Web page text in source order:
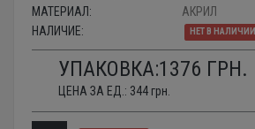
МАТЕРИАЛ:
АКРИЛ
НАЛИЧИЕ:
НЕТ В НАЛИЧИИ
УПАКОВКА:1376 ГРН.
ЦЕНА ЗА ЕД.: 344 грн.